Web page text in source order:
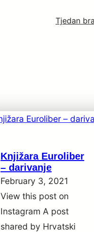
Tjedan
Knjižara Euroliber
– darivanje
February 3, 2021
View this post on
Instagram A post
shared by Hrvatski